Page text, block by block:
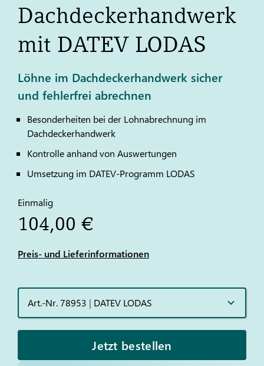
Dachdeckerhandwerk
mit DATEV LODAS
Löhne im Dachdeckerhandwerk sicher
und fehlerfrei abrechnen
Besonderheiten bei der Lohnabrechnung im
Dachdeckerhandwerk
Kontrolle anhand von Auswertungen
Umsetzung im DATEV-Programm LODAS
Einmalig
104,00 €
Preis- und Lieferinformationen
Art.-Nr. 78953 | DATEV LODAS
Jetzt bestellen